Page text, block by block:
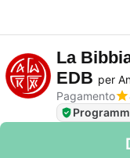
La
EDB per
Pagamento